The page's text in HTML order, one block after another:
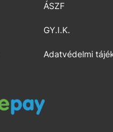
ÁSZF
GY.I.K.
Adatvédelmi